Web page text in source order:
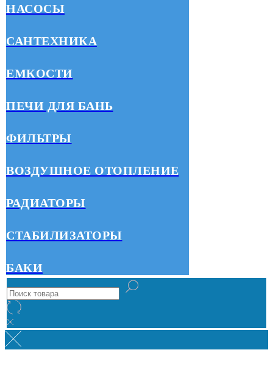
НАСОСЫ
САНТЕХНИКА
ЕМКОСТИ
ПЕЧИ ДЛЯ БАНЬ
ФИЛЬТРЫ
ВОЗДУШНОЕ ОТОПЛЕНИЕ
РАДИАТОРЫ
СТАБИЛИЗАТОРЫ
БАКИ